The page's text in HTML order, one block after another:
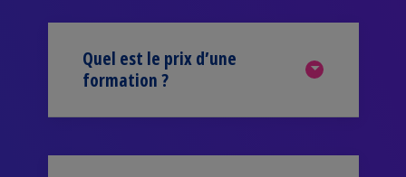
Quel est le prix d’une
formation ?